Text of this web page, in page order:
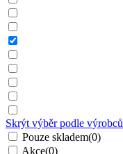
Skrýt výběr podle výrobců
Pouze skladem(0)
Akce(0)